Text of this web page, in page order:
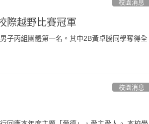
校園消息
際越野比賽冠軍
子丙組團體第一名。其中2B黃卓騰同學奪得全
校園消息